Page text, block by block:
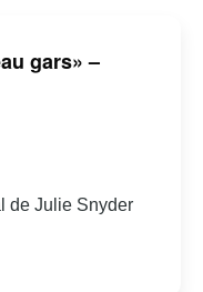
gars» –
de Julie Snyder